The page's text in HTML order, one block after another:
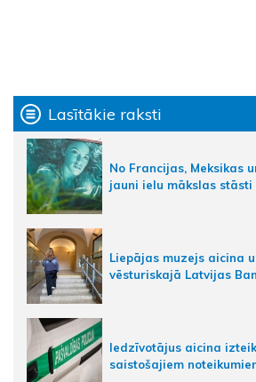
Lasītākie raksti
No Francijas, Meksikas
jauni ielu mākslas stāsti
Liepājas muzejs aicina
vēsturiskajā Latvijas
Iedzīvotājus aicina
saistošajiem